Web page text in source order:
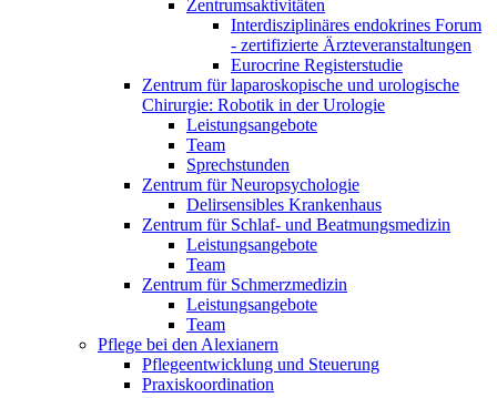
Zentrumsaktivitäten
Interdisziplinäres endokrines Forum
- zertifizierte Ärzteveranstaltungen
Eurocrine Registerstudie
Zentrum für laparoskopische und urologische
Chirurgie: Robotik in der Urologie
Leistungsangebote
Team
Sprechstunden
Zentrum für Neuropsychologie
Delirsensibles Krankenhaus
Zentrum für Schlaf- und Beatmungsmedizin
Leistungsangebote
Team
Zentrum für Schmerzmedizin
Leistungsangebote
Team
Pflege bei den Alexianern
Pflegeentwicklung und Steuerung
Praxiskoordination